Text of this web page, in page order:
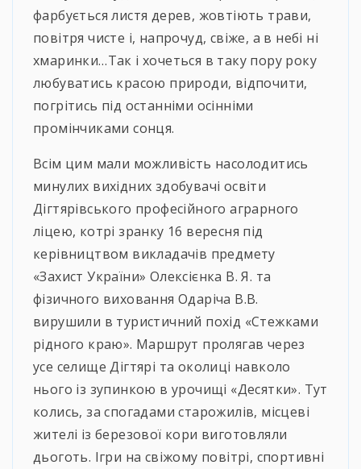
фарбується листя дерев, жовтіють трави,
повітря чисте і, напрочуд, свіже, а в небі ні
хмаринки…Так і хочеться в таку пору року
любуватись красою природи, відпочити,
погрітись під останніми осінніми
промінчиками сонця.
Всім цим мали можливість насолодитись
минулих вихідних здобувачі освіти
Дігтярівського професійного аграрного
ліцею, котрі зранку 16 вересня під
керівництвом викладачів предмету
«Захист України» Олексієнка В. Я. та
фізичного виховання Одаріча В.В.
вирушили в туристичний похід «Стежками
рідного краю». Маршрут пролягав через
усе селище Дігтярі та околиці навколо
нього із зупинкою в урочищі «Десятки». Тут
колись, за спогадами старожилів, місцеві
жителі із березової кори виготовляли
дьоготь. Ігри на свіжому повітрі, спортивні